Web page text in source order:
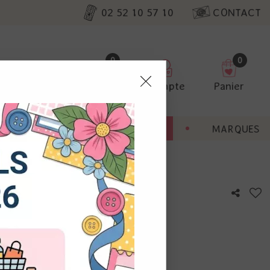
02 52 10 57 10 CONTACT
0
Compte
0
Panier
BONNES AFFAIRES MARQUES
Nature - Trois feuillets
avis !
nos
non
Vous
à droite